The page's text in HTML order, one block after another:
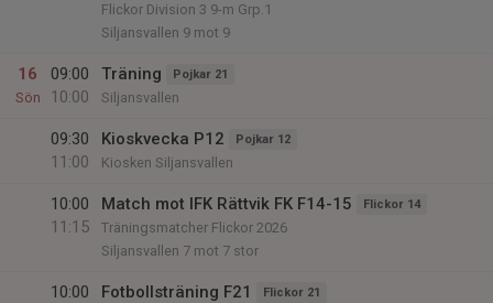
Flickor Division 3 9-m Grp.1
Siljansvallen 9 mot 9
16
Sön
09:00
10:00
Träning Pojkar 21
Siljansvallen
09:30
11:00
Kioskvecka P12 Pojkar 12
Kiosken Siljansvallen
10:00
11:15
Match mot IFK Rättvik FK F14-15 Flickor 14
Träningsmatcher Flickor 2026
Siljansvallen 7 mot 7 stor
10:00
Fotbollsträning F21 Flickor 21